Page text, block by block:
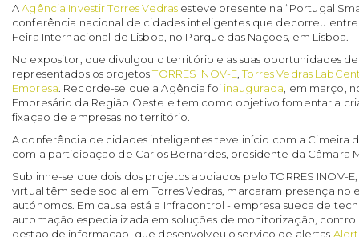
AAgência Investir Torres Vedras esteve presente na “Portugal
conferência nacional de cidades inteligentes que decorreu entre
Feira Internacional de Lisboa, no Parque das Nações, em Lisboa.
No expositor, que divulgou o território e as suas oportunidades
representados os projetosTORRES INOV-E ,Torres Vedras
Empresa . Recorde-se que a Agência foi inaugurada , em março,
Empresário da Região Oeste e tem como objetivo fomentar a
fixação de empresas no território.
A conferência de cidades inteligentes teve início com a Cimeira
com a participação de Carlos Bernardes, presidente da Câmara
Sublinhe-se que dois dos projetos apoiados pelo TORRES INOV-
virtual têm sede social em Torres Vedras, marcaram presença no
autónomos. Em causa está a Infracontrol - empresa sueca de
automação especializada em soluções de monitorização,
gestão de informação, que desenvolveu o serviço de alertas